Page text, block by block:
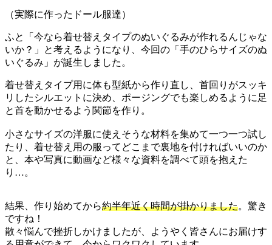
（実際に作ったドール服達）
ふと「今なら着せ替えタイプのぬいぐるみが作れるんじゃな
いか？」と考えるようになり、今回の「手のひらサイズのぬ
いぐるみ」が誕生しました。
着せ替えタイプ用に体も型紙から作り直し、首回りがスッキ
リしたシルエットに決め、ポージングでも楽しめるように足
と首を動かせるよう関節を作り。
小さなサイズの洋服に使えそうな材料を集めて一つ一つ試し
たり、着せ替え用の服ってどこまで裏地を付ければいいのか
と、本や写真に動画など様々な資料を調べて頭を抱えた
り…。
結果、作り始めてから約半年近く時間が掛かりました。驚き
ですね！
散々悩んで挫折しかけましたが、ようやく皆さんにお届けす